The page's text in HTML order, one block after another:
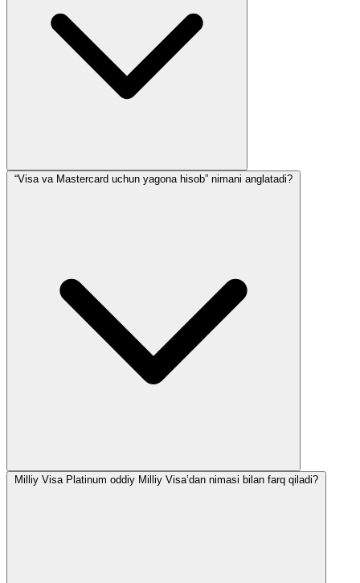
“Visa va Mastercard uchun yagona hisob” nimani anglatadi?
Milliy Visa Platinum oddiy Milliy Visa’dan nimasi bilan farq qiladi?